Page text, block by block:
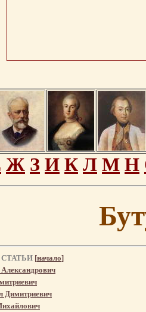
Ж З И К Л М Н
[начало]
Димитриевич